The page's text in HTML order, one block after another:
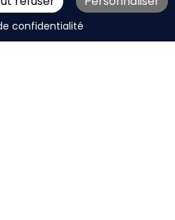
UN DEVIS
SOCIAUX
LÉGALES
confidentialité